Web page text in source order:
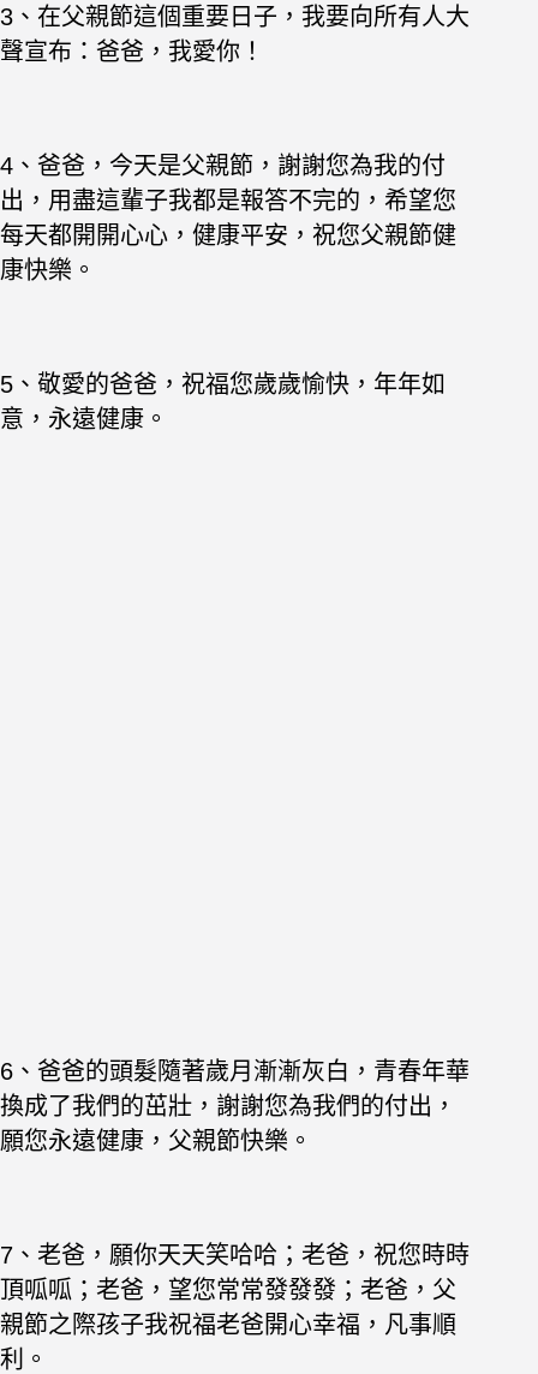
3、在父親節這個重要日子，我要向所有人大
聲宣布：爸爸，我愛你！
4、爸爸，今天是父親節，謝謝您為我的付
出，用盡這輩子我都是報答不完的，希望您
每天都開開心心，健康平安，祝您父親節健
康快樂。
5、敬愛的爸爸，祝福您歲歲愉快，年年如
意，永遠健康。
6、爸爸的頭髮隨著歲月漸漸灰白，青春年華
換成了我們的茁壯，謝謝您為我們的付出，
願您永遠健康，父親節快樂。
7、 老爸，願你天天笑哈哈；老爸，祝您時時
頂呱呱；老爸，望您常常發發發；老爸，父
親節之際孩子我祝福老爸開心幸福，凡事順
利。